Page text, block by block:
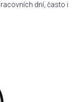
dní, často i